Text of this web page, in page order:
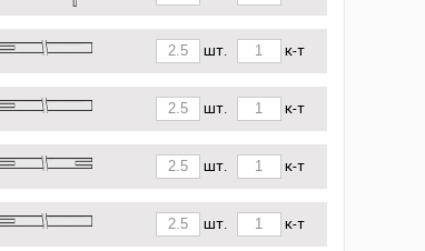
шт. к-т
шт. к-т
шт. к-т
шт. к-т